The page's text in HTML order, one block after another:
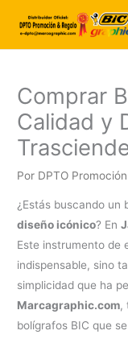
contenido
Comprar
Calidad y
Por DPTO
¿Estás buscando
diseño icónico? En
Este instrumento de
indispensable, sino
simplicidad que ha
Marcagraphic.com,
bolígrafos BIC que